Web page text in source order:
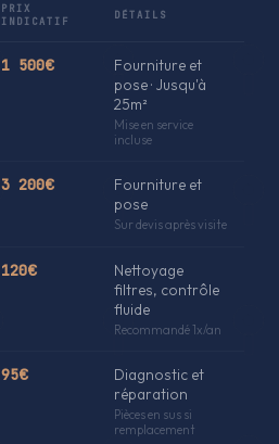
PRIX
INDICATIF
DÉTAILS
1 500€
Fourniture et
pose · Jusqu'à
25m²
Mise en service
incluse
3 200€
Fourniture et
pose
Sur devis après visite
120€
Nettoyage
filtres, contrôle
fluide
Recommandé 1x/an
95€
Diagnostic et
réparation
Pièces en sus si
remplacement